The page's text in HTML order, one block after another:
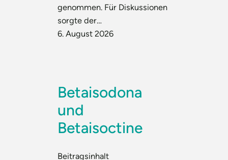
genommen. Für Diskussionen
sorgte der…
6. August 2026
Betaisodona
und
Betaisoctine
Beitragsinhalt